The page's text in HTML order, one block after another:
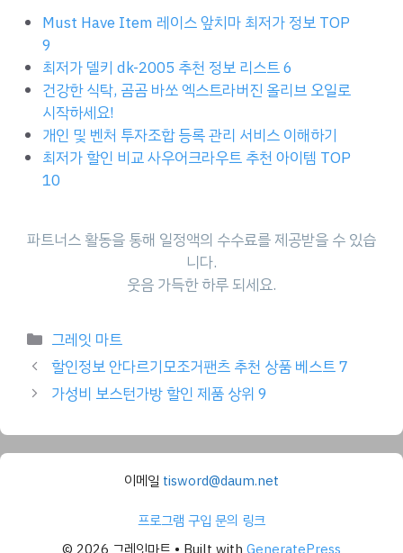
Must Have Item 레이스 앞치마 최저가 정보 TOP
9
최저가 델키 dk-2005 추천 정보 리스트 6
건강한 식탁, 곰곰 바쏘 엑스트라버진 올리브 오일로
시작하세요!
개인 및 벤처 투자조합 등록 관리 서비스 이해하기
최저가 할인 비교 사우어크라우트 추천 아이템 TOP
10
파트너스 활동을 통해 일정액의 수수료를 제공받을 수 있습
니다.
웃음 가득한 하루 되세요.
Categories
그레잇 마트
할인정보 안다르기모조거팬츠 추천 상품 베스트 7
가성비 보스턴가방 할인 제품 상위 9
이메일 tisword@daum.net
프로그램 구입 문의 링크